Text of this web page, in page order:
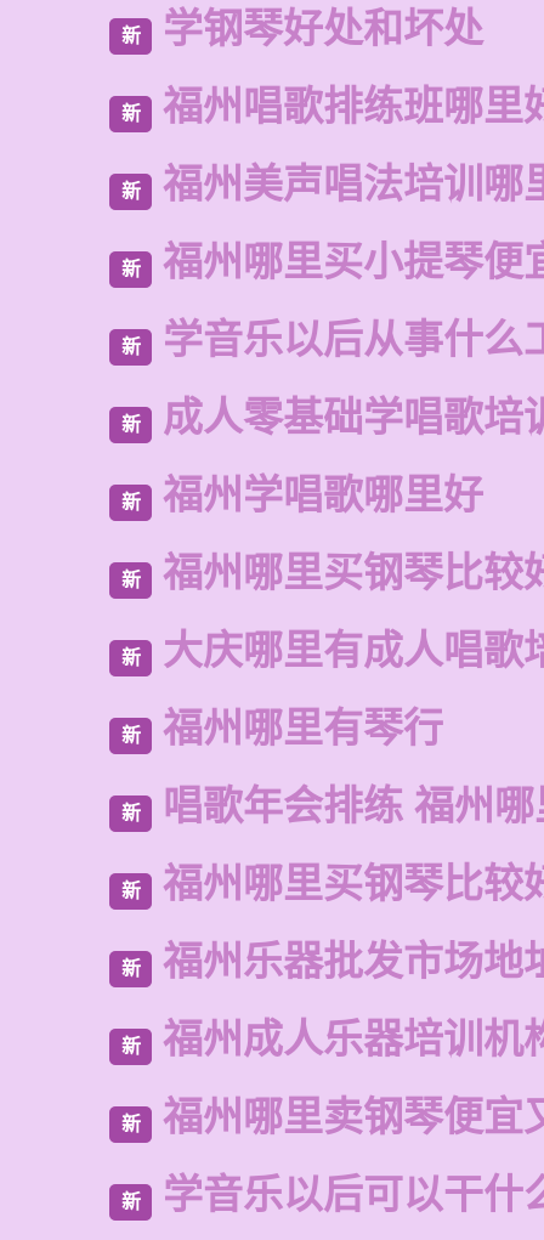
新 学钢琴好处和坏处
新 福州唱歌排练班哪里
新 福州美声唱法培训哪
新 福州哪里买小提琴便
新 学音乐以后从事什么
新 成人零基础学唱歌培
新 福州学唱歌哪里好
新 福州哪里买钢琴比较
新 大庆哪里有成人唱歌
新 福州哪里有琴行
新 唱歌年会排练 福州
新 福州哪里买钢琴比较
新 福州乐器批发市场地
新 福州成人乐器培训机
新 福州哪里卖钢琴便宜
新 学音乐以后可以干什